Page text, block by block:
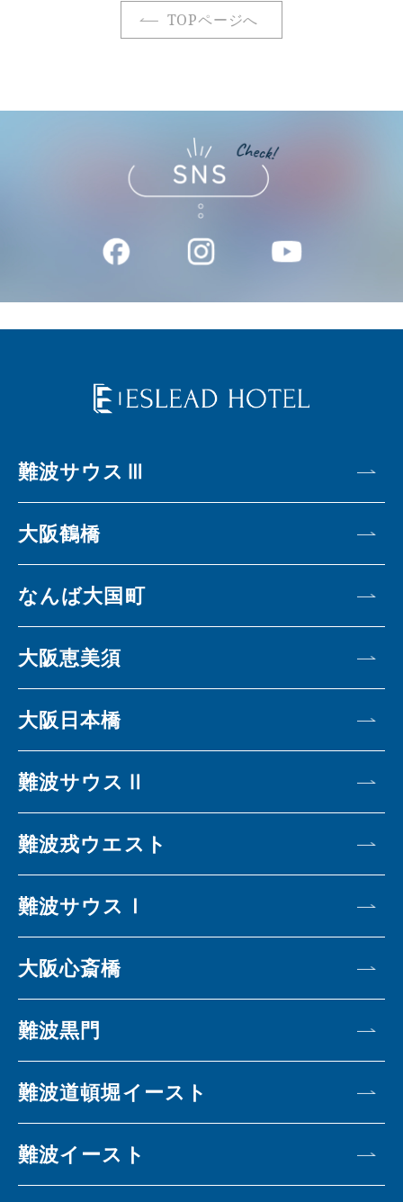
TOPページへ
難波サウスⅢ
大阪鶴橋
なんば大国町
大阪恵美須
大阪日本橋
難波サウスⅡ
難波戎ウエスト
難波サウスⅠ
大阪心斎橋
難波黒門
難波道頓堀イースト
難波イースト